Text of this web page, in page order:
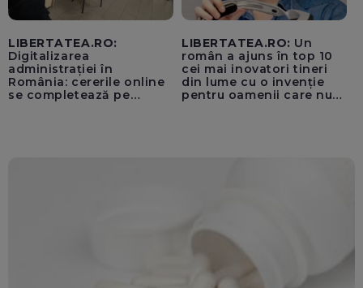
LIBERTATEA.RO:
Digitalizarea
administrației în
România: cererile online
se completează pe
LIBERTATEA.RO: Un
român a ajuns în top 10
cei mai inovatori tineri
din lume cu o invenție
pentru oamenii care nu